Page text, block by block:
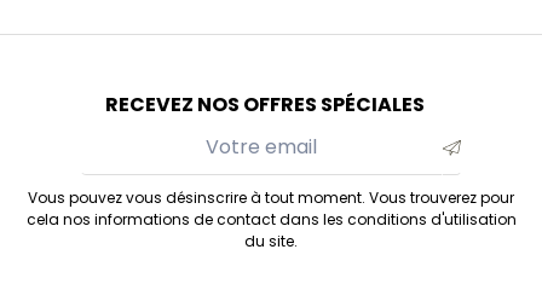
RECEVEZ NOS OFFRES SPÉCIALES
Vous pouvez vous désinscrire à tout moment. Vous trouverez pour
cela nos informations de contact dans les conditions d'utilisation
du site.